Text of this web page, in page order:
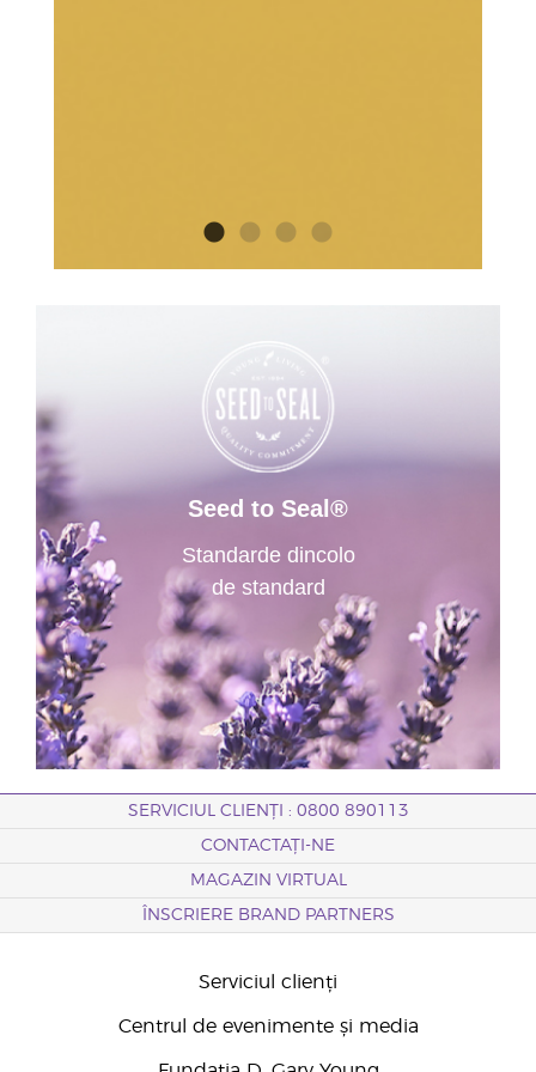
Seed to Seal®
Standarde dincolo
de standard
SERVICIUL CLIENȚI : 0800 890113
CONTACTAȚI-NE
MAGAZIN VIRTUAL
ÎNSCRIERE BRAND PARTNERS
Serviciul clienți
Centrul de evenimente și media